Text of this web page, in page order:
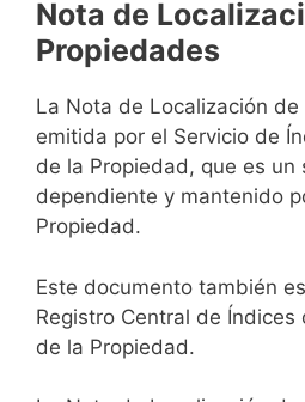
Nota de
Propiedades
La Nota de Localización
emitida por el Servicio de
de la Propiedad, que es un
dependiente y mantenido
Propiedad.
Este documento también
Registro Central de Índices
de la Propiedad.